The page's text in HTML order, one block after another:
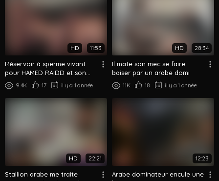
HD 11:53
Réservoir à sperme vivant
pour HAMED RAIDD et son
pote9.4K 17 il y a 1 année
HD 28:34
Il mate son mec se faire
baiser par un arabe domi
11K 18 il y a 1 année
HD 22:21
Stallion arabe me traite
12:23
Arabe dominateur encule une